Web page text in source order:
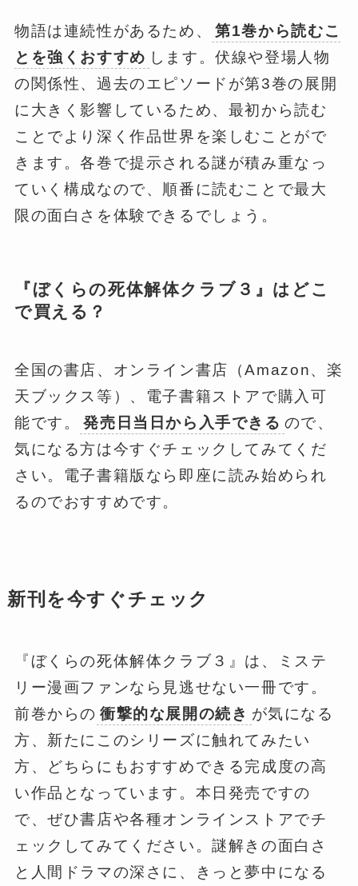
物語は連続性があるため、
第1巻から読むこ
とを強くおすすめ します。伏線や登場人物
の関係性、過去のエピソードが第3巻の展開
に大きく影響しているため、最初から読む
ことでより深く作品世界を楽しむことがで
きます。各巻で提示される謎が積み重なっ
ていく構成なので、順番に読むことで最大
限の面白さを体験できるでしょう。
『ぼくらの死体解体クラブ３』はどこ
で買える？
全国の書店、オンライン書店（Amazon、楽
天ブックス等）、電子書籍ストアで購入可
能です。
発売日当日から入手できる ので、
気になる方は今すぐチェックしてみてくだ
さい。電子書籍版なら即座に読み始められ
るのでおすすめです。
新刊を今すぐチェック
『ぼくらの死体解体クラブ３』は、ミステ
リー漫画ファンなら見逃せない一冊です。
前巻からの 衝撃的な展開の続き が気になる
方、新たにこのシリーズに触れてみたい
方、どちらにもおすすめできる完成度の高
い作品となっています。本日発売ですの
で、ぜひ書店や各種オンラインストアでチ
ェックしてみてください。謎解きの面白さ
と人間ドラマの深さに、きっと夢中になる